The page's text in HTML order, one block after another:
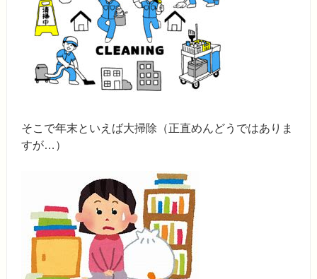
そこで年末といえば大掃除（正直めんどうではありま
すが…）